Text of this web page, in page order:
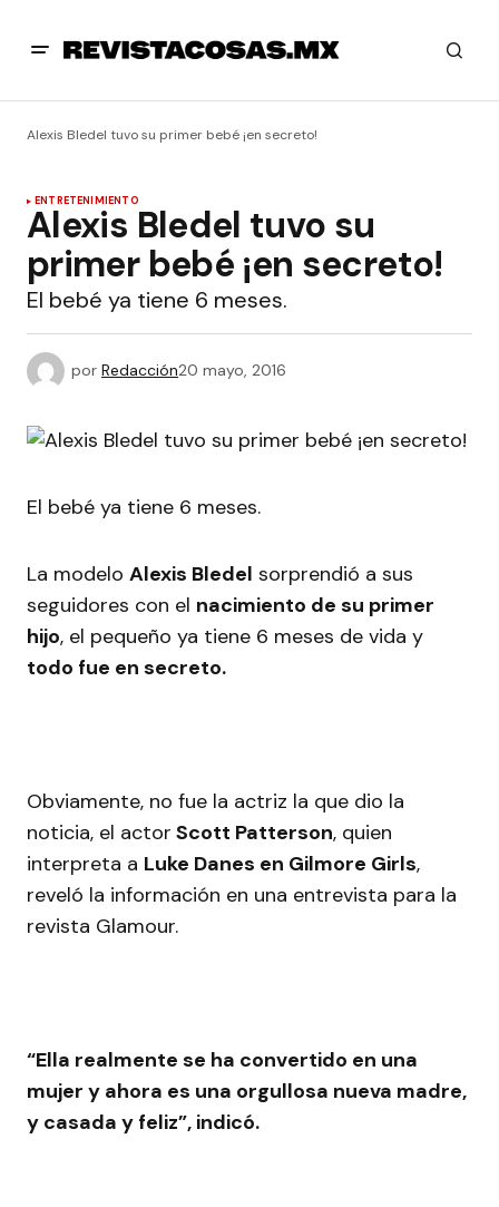
Alexis Bledel tuvo su primer bebé ¡en secreto!
ENTRETENIMIENTO
Alexis Bledel tuvo su
primer bebé ¡en secreto!
El bebé ya tiene 6 meses.
por Redacción20 mayo, 2016
El bebé ya tiene 6 meses.
La modelo Alexis Bledel sorprendió a sus
seguidores con el nacimiento de su primer
hijo, el pequeño ya tiene 6 meses de vida y
todo fue en secreto.
Obviamente, no fue la actriz la que dio la
noticia, el actor Scott Patterson, quien
interpreta a Luke Danes en Gilmore Girls,
reveló la información en una entrevista para la
revista Glamour.
“Ella realmente se ha convertido en una
mujer y ahora es una orgullosa nueva madre,
y casada y feliz”, indicó.